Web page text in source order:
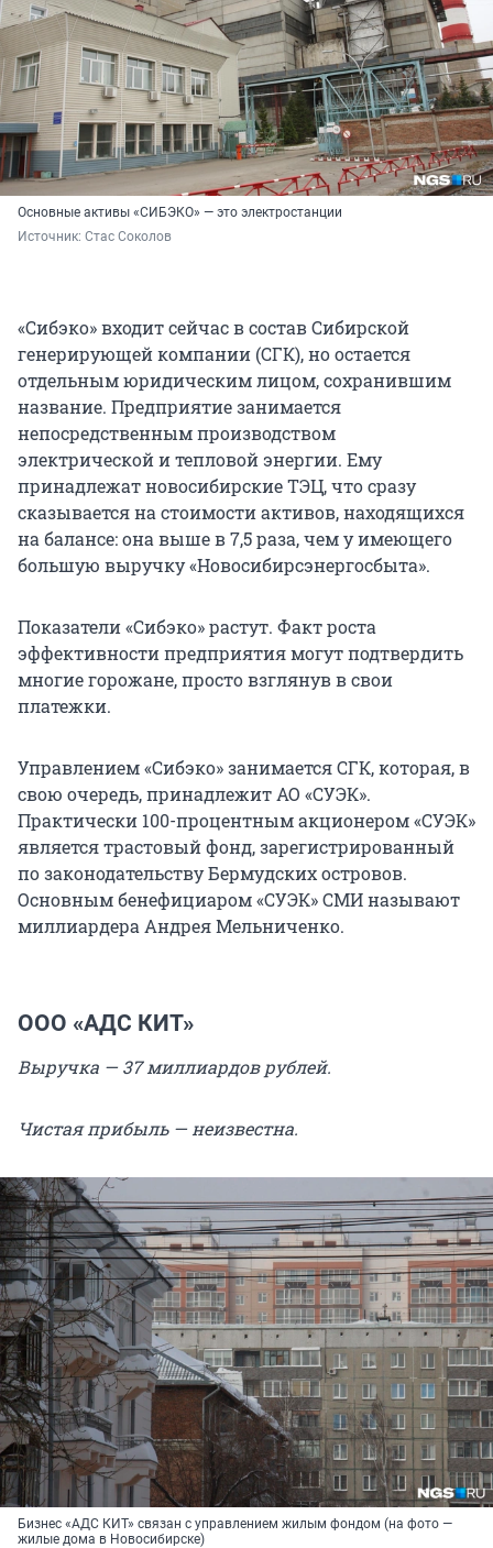
Основные активы «СИБЭКО» — это электростанции
Источник: Стас Соколов
«Сибэко» входит сейчас в состав Сибирской
генерирующей компании (СГК), но остается
отдельным юридическим лицом, сохранившим
название. Предприятие занимается
непосредственным производством
электрической и тепловой энергии. Ему
принадлежат новосибирские ТЭЦ, что сразу
сказывается на стоимости активов, находящихся
на балансе: она выше в 7,5 раза, чем у имеющего
большую выручку «Новосибирсэнергосбыта».
Показатели «Сибэко» растут. Факт роста
эффективности предприятия могут подтвердить
многие горожане, просто взглянув в свои
платежки.
Управлением «Сибэко» занимается СГК, которая, в
свою очередь, принадлежит АО «СУЭК».
Практически 100-процентным акционером «СУЭК»
является трастовый фонд, зарегистрированный
по законодательству Бермудских островов.
Основным бенефициаром «СУЭК» СМИ называют
миллиардера Андрея Мельниченко.
ООО «АДС КИТ»
Выручка — 37 миллиардов рублей.
Чистая прибыль — неизвестна.
Бизнес «АДС КИТ» связан с управлением жилым фондом (на фото —
жилые дома в Новосибирске)